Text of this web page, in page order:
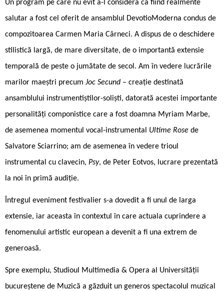
Un program pe care nu evit a-l considera ca fiind realmente
salutar a fost cel oferit de ansamblul DevotioModerna condus de
compozitoarea Carmen Maria Cârneci. A dispus de o deschidere
stilistică largă, de mare diversitate, de o importantă extensie
temporală de peste o jumătate de secol. Am în vedere lucrările
marilor maeștri precum Joc Secund – creație destinată
ansamblului instrumentiștilor-soliști, datorată acestei importante
personalități componistice care a fost doamna Myriam Marbe,
de asemenea momentul vocal-instrumental Ultime Rose de
Salvatore Sciarrino; am de asemenea în vedere trioul
instrumental cu clavecin, Psy, de Peter Eotvos, lucrare prezentată
la noi în primă audiție.
Întregul eveniment festivalier s-a dovedit a fi unul de larga
extensie, iar aceasta în contextul în care actuala cuprindere a
fenomenului artistic european a devenit a fi una extrem de
generoasă.
Spre exemplu, Studioul Multimedia & Opera al Universității
bucureștene de Muzică a găzduit un generos spectacolul muzical